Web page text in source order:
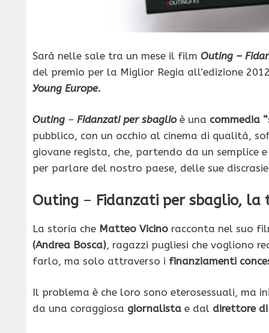
Sarà nelle sale tra un mese il film Outing –
del premio per la Miglior Regia all’edizione
Young Europe.
Outing – Fidanzati per sbaglio è una commedia
pubblico, con un occhio al cinema di qualità,
giovane regista, che, partendo da un semplice
per parlare del nostro paese, delle sue
Outing – Fidanzati per sbaglio, la
La storia che Matteo Vicino racconta nel suo
(Andrea Bosca), ragazzi pugliesi che vogliono
farlo, ma solo attraverso i finanziamenti
Il problema è che loro sono eterosessuali, ma
da una coraggiosa giornalista e dal direttore